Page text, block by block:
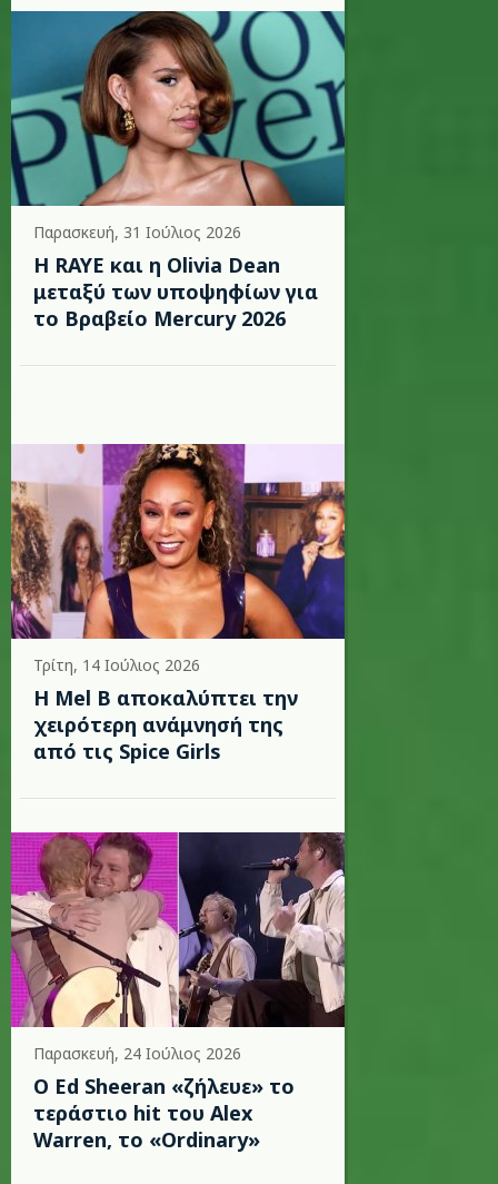
Παρασκευή, 31 Ιούλιος 2026
Η RAYE και η Olivia Dean
μεταξύ των υποψηφίων για
το Βραβείο Mercury 2026
Τρίτη, 14 Ιούλιος 2026
Η Mel B αποκαλύπτει την
χειρότερη ανάμνησή της
από τις Spice Girls
Παρασκευή, 24 Ιούλιος 2026
Ο Ed Sheeran «ζήλευε» το
τεράστιο hit του Alex
Warren, το «Ordinary»